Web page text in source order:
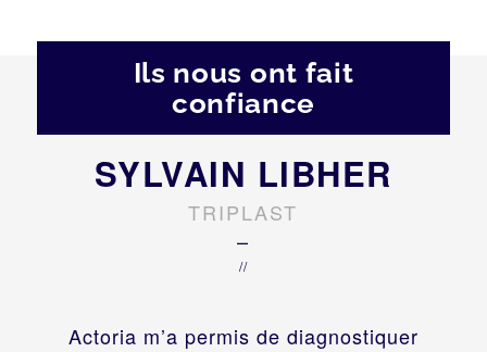
Ils nous ont fait
confiance
Actoria m’a permis de diagnostiquer
SYLVAIN LIBHER
TRIPLAST
–
//